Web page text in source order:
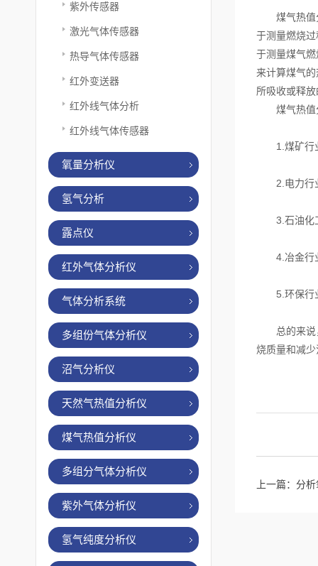
紫外传感器
激光气体传感器
热导气体传感器
红外变送器
红外线气体分析
红外线气体传感器
氧量分析仪
氢气分析
露点仪
红外气体分析仪
气体分析系统
多组份气体分析仪
沼气分析仪
天然气热值分析仪
煤气热值分析仪
多组分气体分析仪
紫外气体分析仪
氢气纯度分析仪
煤气热值分
于测量燃烧
于测量煤气
来计算煤气
所吸收或释
煤气热值
1.煤矿行业
2.电力行业
3.石油化工
4.冶金行业
5.环保行业
总的来说，
烧质量和减
上一篇： 分析